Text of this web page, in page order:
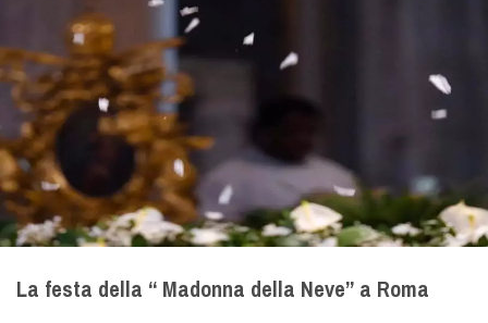
La festa della “ Madonna della Neve” a Roma